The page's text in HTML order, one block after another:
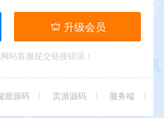
升级会员
站客服提交链接错误！
游源码 页游源码 服务端